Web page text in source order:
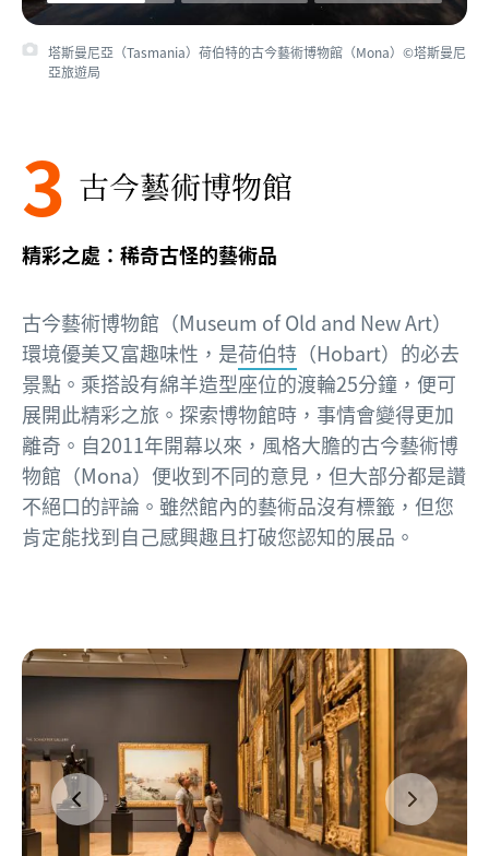
塔斯曼尼亞（Tasmania）荷伯特的古今藝術博物館（Mona）©塔斯曼尼
亞旅遊局
3 古今藝術博物館
精彩之處：稀奇古怪的藝術品
古今藝術博物館（Museum of Old and New Art）
環境優美又富趣味性，是荷伯特 （Hobart）的必去
景點。乘搭設有綿羊造型座位的渡輪25分鐘，便可
展開此精彩之旅。探索博物館時，事情會變得更加
離奇。自2011年開幕以來，風格大膽的古今藝術博
物館（Mona）便收到不同的意見，但大部分都是讚
不絕口的評論。雖然館內的藝術品沒有標籤，但您
肯定能找到自己感興趣且打破您認知的展品。